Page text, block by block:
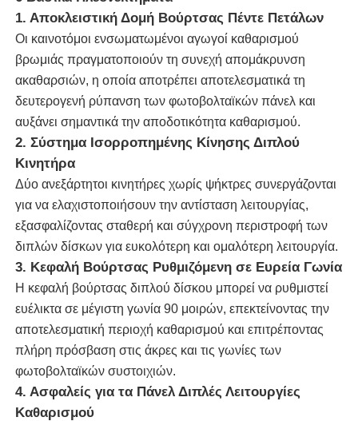
καθαρίζοντας βούρτσα ηλιακών πλαισίων
Ηλιακό πάνελ περιστρεφόμενη βούρτσα
Βούρτσα Πλυσίματος Ηλιακών Πάνελ
Βούρτσα κυλίνδρου ηλιακού πάνελ
Εργαλεία καθαρισμού ηλιακών πάνελ
Εξοπλισμός πλύσης ηλιακών πάνελ
Τηλεσκοπικός κοντάρι με παροχή νερού
Μηχανή αντίστροφης όσμωσης
1. Αποκλειστική Δομή Βούρτσας Πέντε Πετάλων
Οι καινοτόμοι ενσωματωμένοι αγωγοί καθαρισμού
βρωμιάς πραγματοποιούν τη συνεχή απομάκρυνση
ακαθαρσιών, η οποία αποτρέπει αποτελεσματικά τη
δευτερογενή ρύπανση των φωτοβολταϊκών πάνελ και
αυξάνει σημαντικά την αποδοτικότητα καθαρισμού.
2. Σύστημα Ισορροπημένης Κίνησης Διπλού
Κινητήρα
Δύο ανεξάρτητοι κινητήρες χωρίς ψήκτρες συνεργάζονται
για να ελαχιστοποιήσουν την αντίσταση λειτουργίας,
εξασφαλίζοντας σταθερή και σύγχρονη περιστροφή των
διπλών δίσκων για ευκολότερη και ομαλότερη λειτουργία.
3. Κεφαλή Βούρτσας Ρυθμιζόμενη σε Ευρεία Γωνία
Η κεφαλή βούρτσας διπλού δίσκου μπορεί να ρυθμιστεί
ευέλικτα σε μέγιστη γωνία 90 μοιρών, επεκτείνοντας την
αποτελεσματική περιοχή καθαρισμού και επιτρέποντας
πλήρη πρόσβαση στις άκρες και τις γωνίες των
φωτοβολταϊκών συστοιχιών.
4. Ασφαλείς για τα Πάνελ Διπλές Λειτουργίες
Καθαρισμού